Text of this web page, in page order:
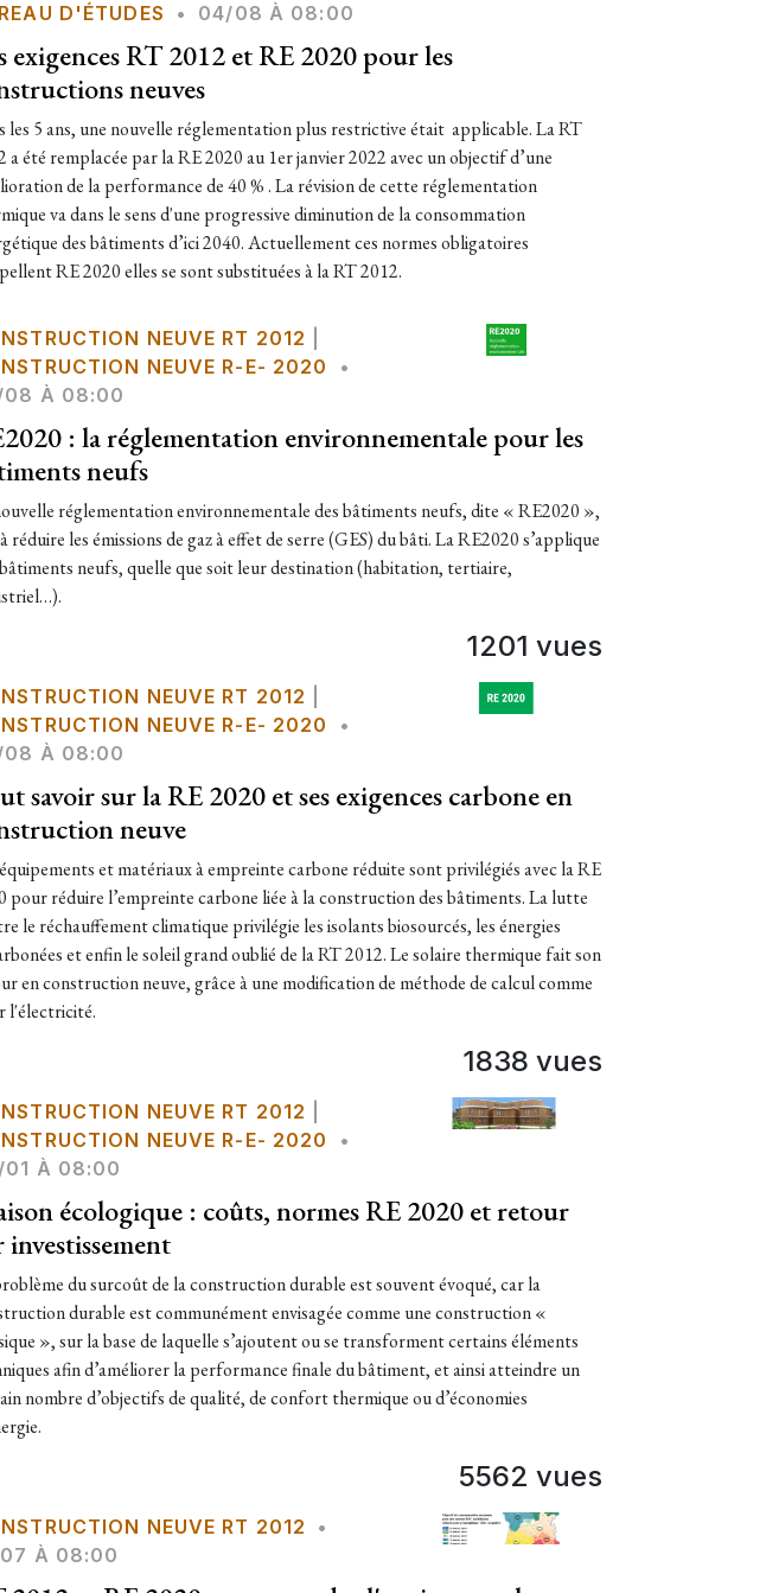
D'ÉTUDES
• 04/08 À 08:00
exigences RT 2012 et RE 2020 pour les
neuves
les 5 ans, une nouvelle réglementation plus restrictive était applicable. La RT
a été remplacée par la RE 2020 au 1er janvier 2022 avec un objectif d’une
de la performance de 40 % . La révision de cette réglementation
va dans le sens d'une progressive diminution de la consommation
des bâtiments d’ici 2040. Actuellement ces normes obligatoires
RE 2020 elles se sont substituées à la RT 2012.
NEUVE RT 2012
NEUVE R-E- 2020
•
À 08:00
: la réglementation environnementale pour les
neufs
réglementation environnementale des bâtiments neufs, dite « RE2020 »,
réduire les émissions de gaz à effet de serre (GES) du bâti. La RE2020 s’applique
neufs, quelle que soit leur destination (habitation, tertiaire,
1201 vues
NEUVE RT 2012
NEUVE R-E- 2020
•
À 08:00
savoir sur la RE 2020 et ses exigences carbone en
neuve
et matériaux à empreinte carbone réduite sont privilégiés avec la RE
pour réduire l’empreinte carbone liée à la construction des bâtiments. La lutte
le réchauffement climatique privilégie les isolants biosourcés, les énergies
et enfin le soleil grand oublié de la RT 2012. Le solaire thermique fait son
en construction neuve, grâce à une modification de méthode de calcul comme
l'électricité.
1838 vues
NEUVE RT 2012
NEUVE R-E- 2020
•
À 08:00
écologique : coûts, normes RE 2020 et retour
investissement
du surcoût de la construction durable est souvent évoqué, car la
durable est communément envisagée comme une construction «
», sur la base de laquelle s’ajoutent ou se transforment certains éléments
afin d’améliorer la performance finale du bâtiment, et ainsi atteindre un
nombre d’objectifs de qualité, de confort thermique ou d’économies
5562 vues
NEUVE RT 2012
•
À 08:00